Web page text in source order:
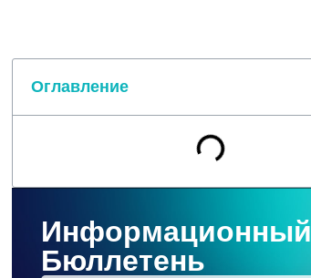
Оглавление
Информационный
Бюллетень